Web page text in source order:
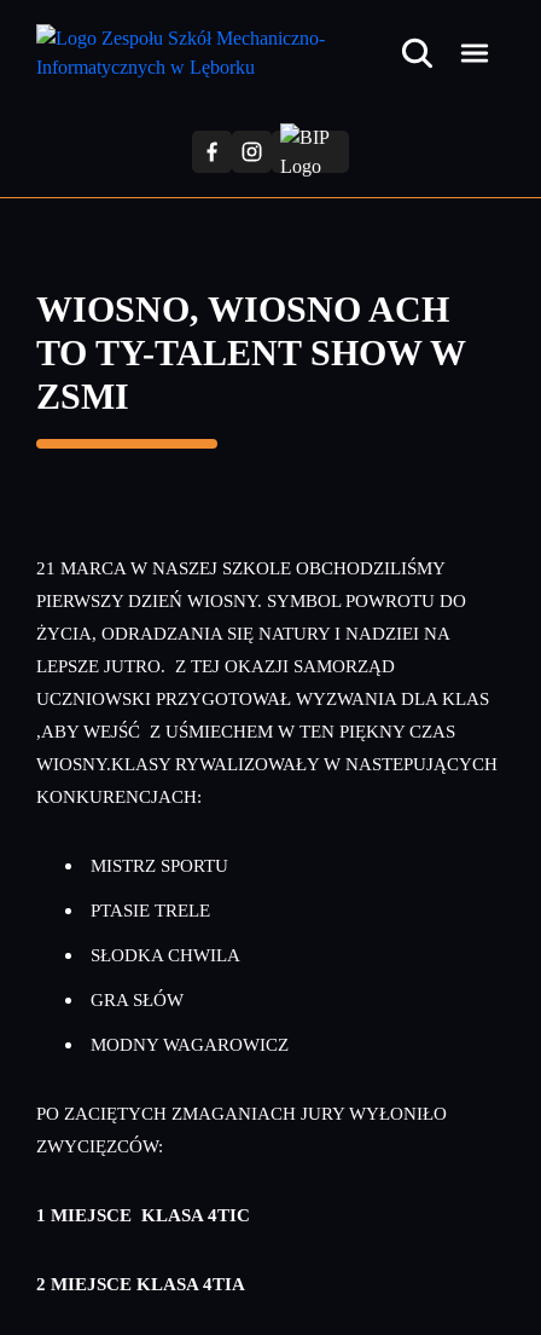
treści
WIOSNO, WIOSNO ACH
TO TY-TALENT SHOW W
ZSMI
21 MARCA W NASZEJ SZKOLE OBCHODZILIŚMY
PIERWSZY DZIEŃ WIOSNY. SYMBOL POWROTU DO
ŻYCIA, ODRADZANIA SIĘ NATURY I NADZIEI NA
LEPSZE JUTRO. Z TEJ OKAZJI SAMORZĄD
UCZNIOWSKI PRZYGOTOWAŁ WYZWANIA DLA KLAS
,ABY WEJŚĆ Z UŚMIECHEM W TEN PIĘKNY CZAS
WIOSNY.KLASY RYWALIZOWAŁY W NASTEPUJĄCYCH
KONKURENCJACH:
MISTRZ SPORTU
PTASIE TRELE
SŁODKA CHWILA
GRA SŁÓW
MODNY WAGAROWICZ
PO ZACIĘTYCH ZMAGANIACH JURY WYŁONIŁO
ZWYCIĘZCÓW:
1 MIEJSCE KLASA 4TIC
2 MIEJSCE KLASA 4TIA